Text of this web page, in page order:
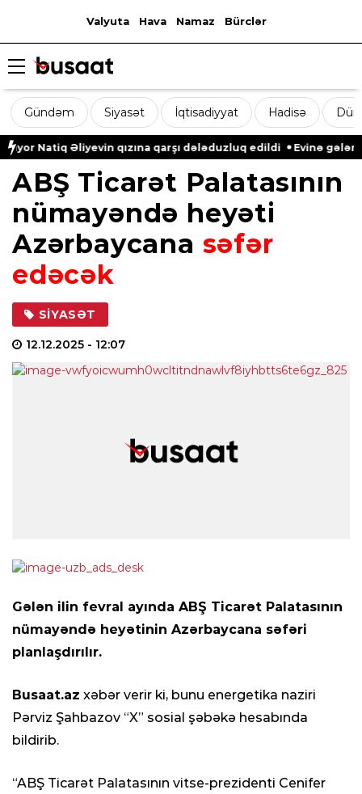
Valyuta Hava Namaz Bürclər
Gündəm Siyasət İqtisadiyyat Hadisə
Natiq Əliyevin qızına qarşı dələduzluq edildi Evinə gələn yol
ABŞ Ticarət Palatasının
nümayəndə heyəti
Azərbaycana səfər
edəcək
SIYASƏT
12.12.2025 - 12:07
Gələn ilin fevral ayında ABŞ Ticarət Palatasının
nümayəndə heyətinin Azərbaycana səfəri
planlaşdırılır.
Busaat.az xəbər verir ki, bunu energetika naziri
Pərviz Şahbazov “X” sosial şəbəkə hesabında
bildirib.
“ABŞ Ticarət Palatasının vitse-prezidenti Cenifer